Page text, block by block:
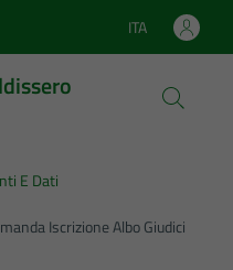
Lingua attiva:
ITA
E Dati
Iscrizione Albo Giudici